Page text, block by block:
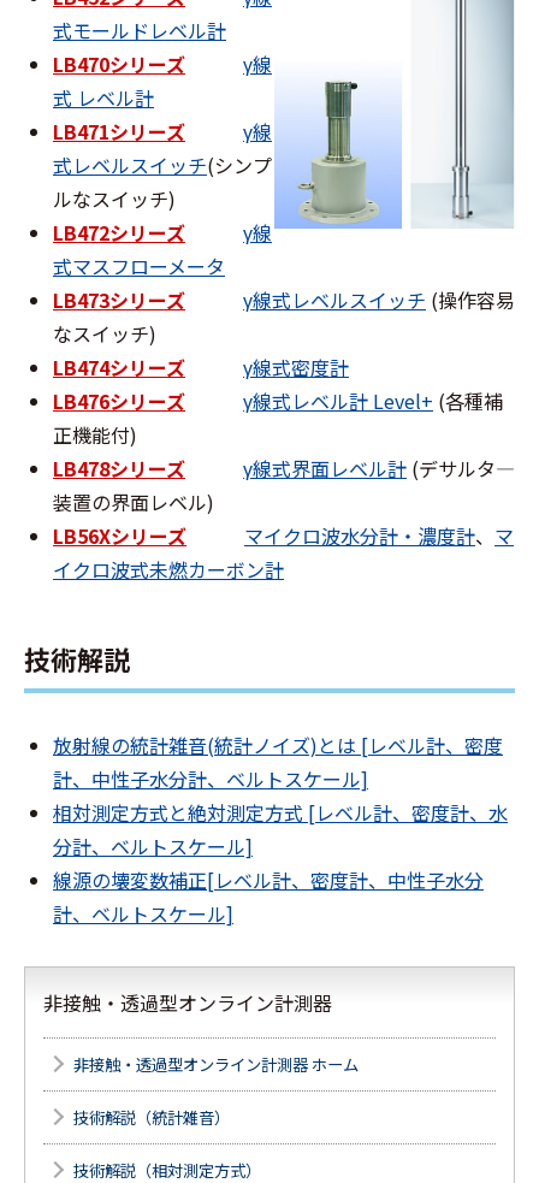
式モールドレベル計
LB470シリーズ
γ線
式 レベル計
LB471シリーズ
γ線
式レベルスイッチ(シンプ
ルなスイッチ)
LB472シリーズ
γ線
式マスフローメータ
LB473シリーズ
γ線式レベルスイッチ (操作容易
なスイッチ)
LB474シリーズ
γ線式密度計
LB476シリーズ
γ線式レベル計 Level+ (各種補
正機能付)
LB478シリーズ
γ線式界面レベル計 (デサルタ―
装置の界面レベル)
LB56Xシリーズ
マイクロ波水分計・濃度計、 マ
イクロ波式未燃カーボン計
技術解説
放射線の統計雑音(統計ノイズ)とは [レベル計、密度
計、中性子水分計、ベルトスケール]
相対測定方式と絶対測定方式 [レベル計、密度計、水
分計、ベルトスケール]
線源の壊変数補正[レベル計、密度計、中性子水分
計、ベルトスケール]
非接触・透過型オンライン計測器
非接触・透過型オンライン計測器 ホーム
技術解説（統計雑音）
技術解説（相対測定方式）